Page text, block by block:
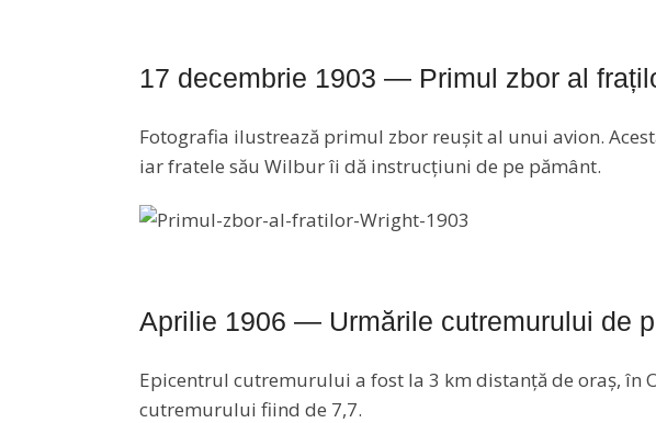
17 decembrie 1903 — Primul zbor al
Fotografia ilustrează primul zbor reușit al unui avion.
iar fratele său Wilbur îi dă instrucțiuni de pe pământ.
Aprilie 1906 — Urmările cutremurului de
Epicentrul cutremurului a fost la 3 km distanță de oraș, în
cutremurului fiind de 7,7.